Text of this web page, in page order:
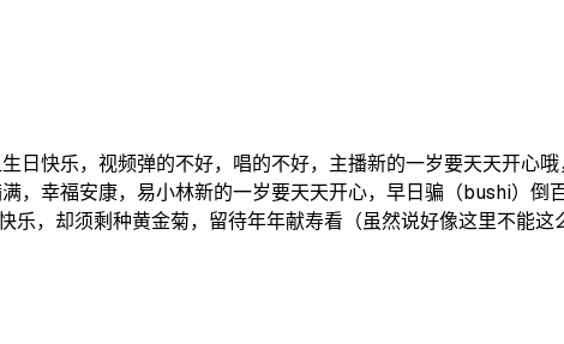
日快乐，视频弹的不好，唱的不好，主播新的一岁要天天开心哦
，幸福安康，易小林新的一岁要天天开心，早日骗（bushi）倒
，却须剩种黄金菊，留待年年献寿看（虽然说好像这里不能